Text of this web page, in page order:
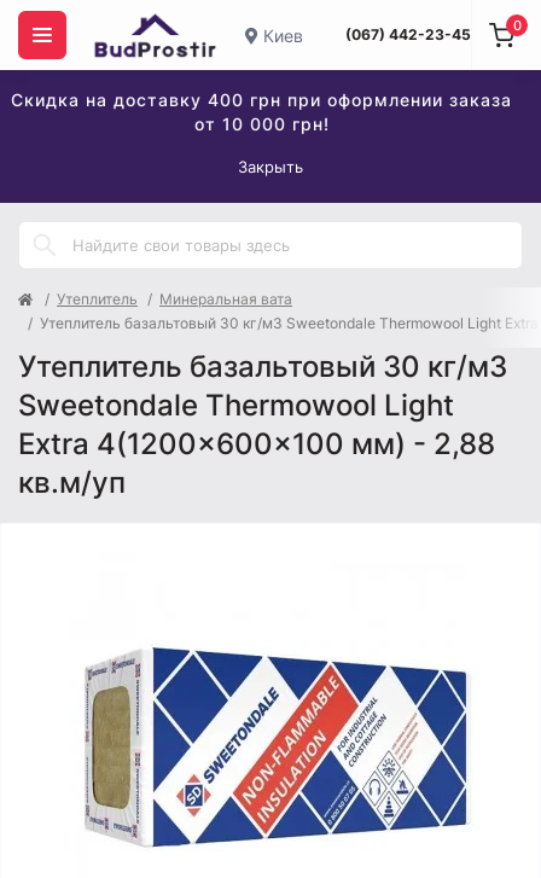
Киев (067) 442-23-45
Скидка на доставку 400 грн при оформлении заказа
от 10 000 грн!
Закрыть
0
Утеплитель
Минеральная вата
Утеплитель базальтовый 30 кг/м3 Sweetondale Thermowool Light
Утеплитель базальтовый 30 кг/м3
Sweetondale Thermowool Light
Extra 4(1200x600x100 мм) - 2,88
кв.м/уп